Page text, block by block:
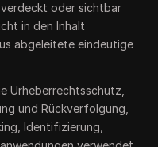
verdeckt oder sichtbar
in den Inhalt
abgeleitete eindeutige
Urheberrechtsschutz,
und Rückverfolgung,
Identifizierung,